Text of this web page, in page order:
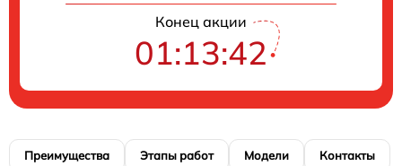
Конец акции
01:13:41
Преимущества Этапы работ Модели Контакты